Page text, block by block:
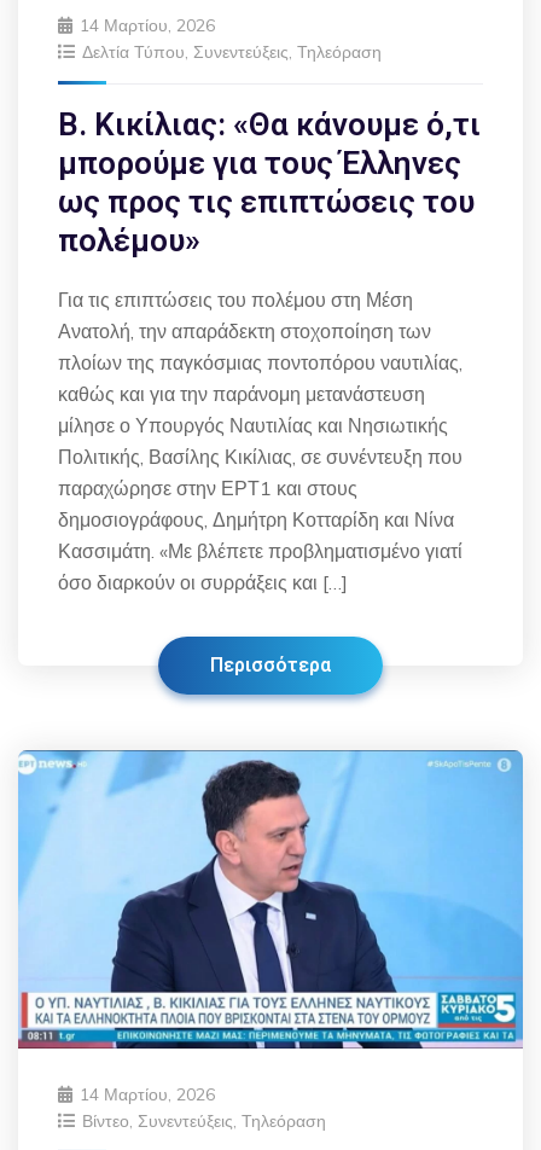
14 Μαρτίου, 2026
Δελτία Τύπου, Συνεντεύξεις, Τηλεόραση
Β. Κικίλιας: «Θα κάνουμε ό,τι
μπορούμε για τους Έλληνες
ως προς τις επιπτώσεις του
πολέμου»
Για τις επιπτώσεις του πολέμου στη Μέση
Ανατολή, την απαράδεκτη στοχοποίηση των
πλοίων της παγκόσμιας ποντοπόρου ναυτιλίας,
καθώς και για την παράνομη μετανάστευση
μίλησε ο Υπουργός Ναυτιλίας και Νησιωτικής
Πολιτικής, Βασίλης Κικίλιας, σε συνέντευξη που
παραχώρησε στην ΕΡΤ1 και στους
δημοσιογράφους, Δημήτρη Κοτταρίδη και Νίνα
Κασσιμάτη. «Με βλέπετε προβληματισμένο γιατί
όσο διαρκούν οι συρράξεις και […]
Περισσότερα
14 Μαρτίου, 2026
Βίντεο, Συνεντεύξεις, Τηλεόραση